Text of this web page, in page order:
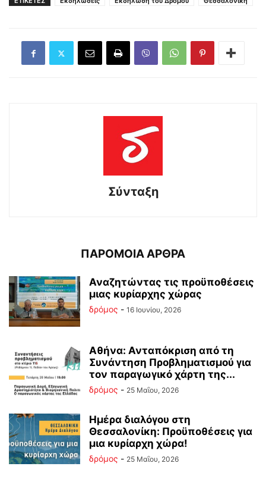
Σύνταξη
ΠΑΡΟΜΟΙΑ ΑΡΘΡΑ
Αναζητώντας τις προϋποθέσεις
μιας κυρίαρχης χώρας
δρόμος - 16 Ιουνίου, 2026
Αθήνα: Ανταπόκριση από τη
Συνάντηση Προβληματισμού για
τον παραγωγικό χάρτη της...
δρόμος - 25 Μαΐου, 2026
Ημέρα διαλόγου στη
Θεσσαλονίκη: Προϋποθέσεις για
μια κυρίαρχη χώρα!
δρόμος - 25 Μαΐου, 2026